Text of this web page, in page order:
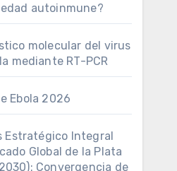
autoinmune?
molecular del virus
mediante RT-PCR
Ebola 2026
Estratégico Integral
Global de la Plata
Convergencia de